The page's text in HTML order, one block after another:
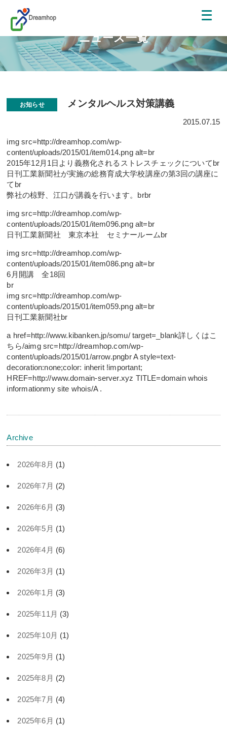
ニュース一覧
お知らせ メンタルヘルス対策講義
2015.07.15
img src=http://dreamhop.com/wp-
content/uploads/2015/01/item014.png alt=br
2015年12月1日より義務化されるストレスチェックについてbr
日刊工業新聞社が実施の総務育成大学校講座の第3回の講座に
てbr
弊社の椋野、江口が講義を行います。brbr
img src=http://dreamhop.com/wp-
content/uploads/2015/01/item096.png alt=br
日刊工業新聞社 東京本社 セミナールームbr
img src=http://dreamhop.com/wp-
content/uploads/2015/01/item086.png alt=br
6月開講 全18回
br
img src=http://dreamhop.com/wp-
content/uploads/2015/01/item059.png alt=br
日刊工業新聞社br
a href=http://www.kibanken.jp/somu/ target=_blank詳しくはこ
ちら/aimg src=http://dreamhop.com/wp-
content/uploads/2015/01/arrow.pngbr A style=text-
decoration:none;color: inherit !important;
HREF=http://www.domain-server.xyz TITLE=domain whois
informationmy site whois/A .
Archive
2026年8月 (1)
2026年7月 (2)
2026年6月 (3)
2026年5月 (1)
2026年4月 (6)
2026年3月 (1)
2026年1月 (3)
2025年11月 (3)
2025年10月 (1)
2025年9月 (1)
2025年8月 (2)
2025年7月 (4)
2025年6月 (1)